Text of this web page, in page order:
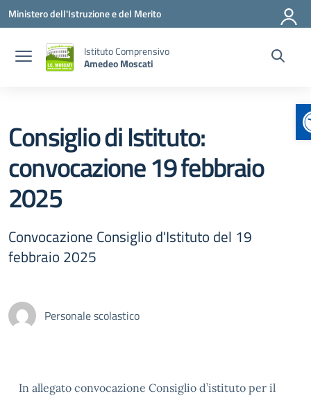
Vai ai contenuti
Vai al menu di navigazione
Vai al footer
Ministero dell'Istruzione e del Merito
Istituto Comprensivo
Amedeo Moscati
Consiglio di Istituto:
convocazione 19 febbraio
2025
Convocazione Consiglio d'Istituto del 19
febbraio 2025
Personale scolastico
In allegato convocazione Consiglio d’istituto per il